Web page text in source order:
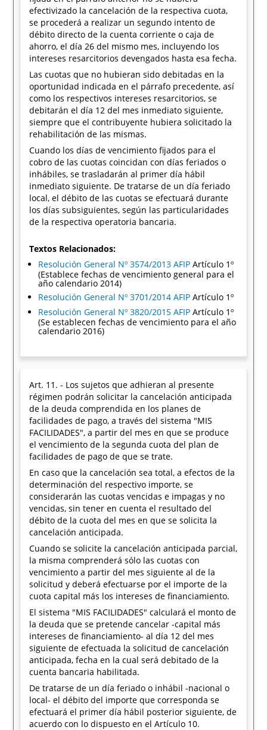
efectivizado la cancelación de la respectiva cuota,
se procederá a realizar un segundo intento de
débito directo de la cuenta corriente o caja de
ahorro, el día 26 del mismo mes, incluyendo los
intereses resarcitorios devengados hasta esa fecha.
Las cuotas que no hubieran sido debitadas en la
oportunidad indicada en el párrafo precedente, así
como los respectivos intereses resarcitorios, se
debitarán el día 12 del mes inmediato siguiente,
siempre que el contribuyente hubiera solicitado la
rehabilitación de las mismas.
Cuando los días de vencimiento fijados para el
cobro de las cuotas coincidan con días feriados o
inhábiles, se trasladarán al primer día hábil
inmediato siguiente. De tratarse de un día feriado
local, el débito de las cuotas se efectuará durante
los días subsiguientes, según las particularidades
de la respectiva operatoria bancaria.
Textos Relacionados:
Resolución General Nº 3574/2013 AFIP Artículo 1º
(Establece fechas de vencimiento general para el
año calendario 2014)
Resolución General Nº 3701/2014 AFIP Artículo 1º
Resolución General Nº 3820/2015 AFIP Artículo 1º
(Se establecen fechas de vencimiento para el año
calendario 2016)
Art. 11. - Los sujetos que adhieran al presente
régimen podrán solicitar la cancelación anticipada
de la deuda comprendida en los planes de
facilidades de pago, a través del sistema "MIS
FACILIDADES", a partir del mes en que se produce
el vencimiento de la segunda cuota del plan de
facilidades de pago de que se trate.
En caso que la cancelación sea total, a efectos de la
determinación del respectivo importe, se
considerarán las cuotas vencidas e impagas y no
vencidas, sin tener en cuenta el resultado del
débito de la cuota del mes en que se solicita la
cancelación anticipada.
Cuando se solicite la cancelación anticipada parcial,
la misma comprenderá sólo las cuotas con
vencimiento a partir del mes siguiente al de la
solicitud y deberá efectuarse por el importe de la
cuota capital más los intereses de financiamiento.
El sistema "MIS FACILIDADES" calculará el monto de
la deuda que se pretende cancelar -capital más
intereses de financiamiento- al día 12 del mes
siguiente de efectuada la solicitud de cancelación
anticipada, fecha en la cual será debitado de la
cuenta bancaria habilitada.
De tratarse de un día feriado o inhábil -nacional o
local- el débito del importe que corresponda se
efectuará el primer día hábil posterior siguiente, de
acuerdo con lo dispuesto en el Artículo 10.